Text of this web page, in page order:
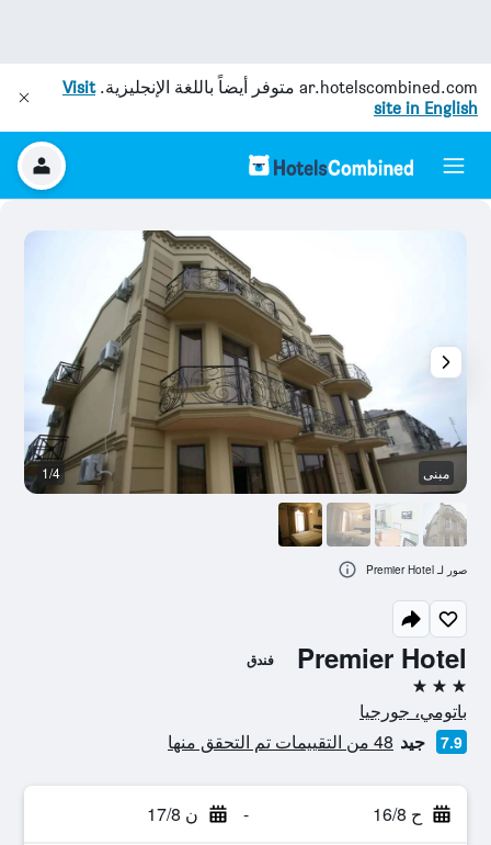
ar.hotelscombined.com متوفر أيضاً باللغة الإنجليزية.Visit
site in English
Premier Hotel فندق
3 نجوم
باتومي، جورجيا
7.9 جيد 48 من التقييمات تم التحقق منها
ح 16/8 - ن 17/8
مبنى 1/4
صور لـ Premier Hotel